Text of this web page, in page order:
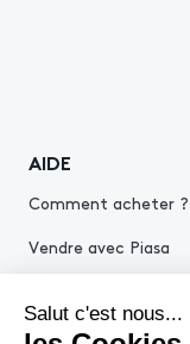
AIDE
Comment acheter ?
Vendre avec Piasa